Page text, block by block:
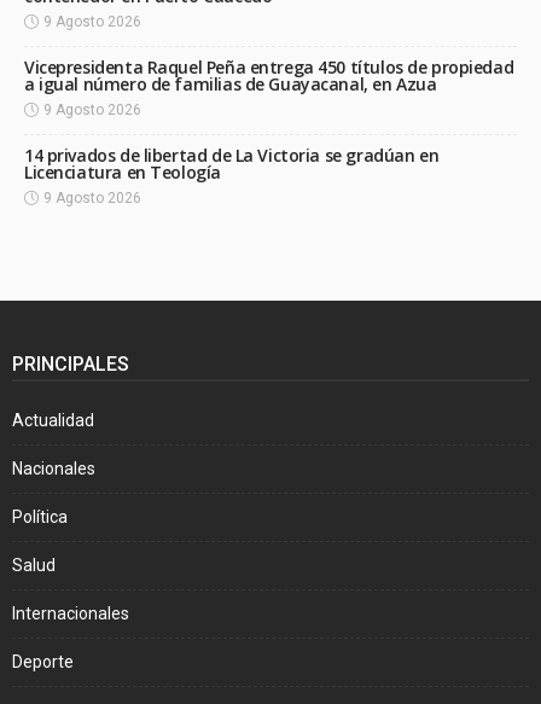
9 Agosto 2026
Vicepresidenta Raquel Peña entrega 450 títulos de propiedad
a igual número de familias de Guayacanal, en Azua
9 Agosto 2026
14 privados de libertad de La Victoria se gradúan en
Licenciatura en Teología
9 Agosto 2026
PRINCIPALES
Actualidad
Nacionales
Política
Salud
Internacionales
Deporte